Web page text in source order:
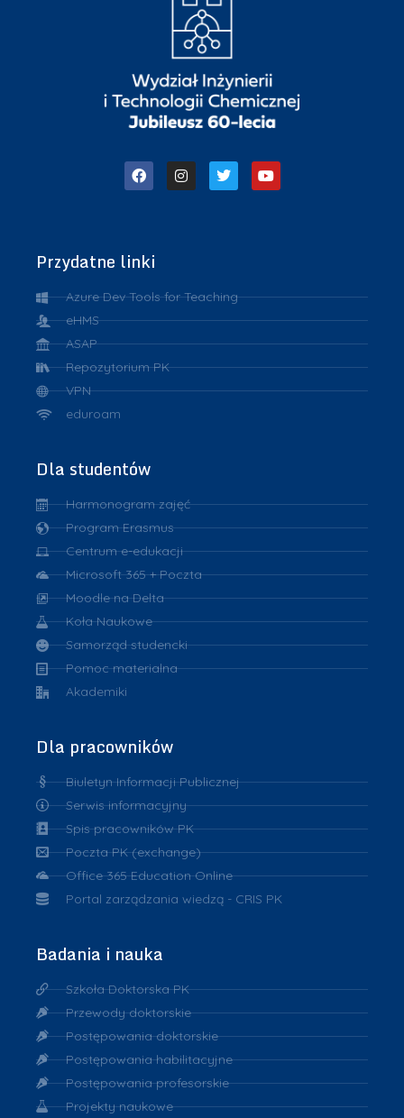
Przydatne linki
Azure Dev Tools for Teaching
eHMS
ASAP
Repozytorium PK
VPN
eduroam
Dla studentów
Harmonogram zajęć
Program Erasmus
Centrum e-edukacji
Microsoft 365 + Poczta
Moodle na Delta
Koła Naukowe
Samorząd studencki
Pomoc materialna
Akademiki
Dla pracowników
Biuletyn Informacji Publicznej
Serwis informacyjny
Spis pracowników PK
Poczta PK (exchange)
Office 365 Education Online
Portal zarządzania wiedzą - CRIS PK
Badania i nauka
Szkoła Doktorska PK
Przewody doktorskie
Postępowania doktorskie
Postępowania habilitacyjne
Postępowania profesorskie
Projekty naukowe